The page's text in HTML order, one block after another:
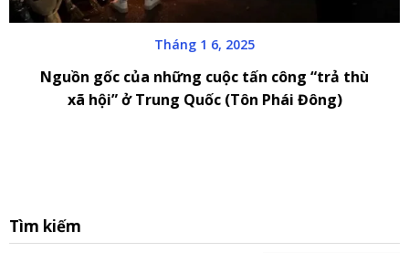
Tháng 1 6, 2025
Nguồn gốc của những cuộc tấn công “trả thù
xã hội” ở Trung Quốc (Tôn Phái Đông)
Tìm kiếm